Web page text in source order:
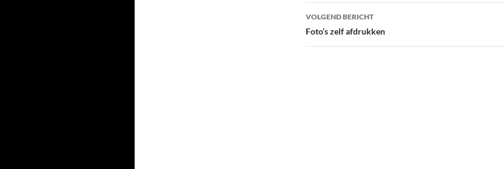
VOLGEND BERICHT
Foto’s zelf afdrukken